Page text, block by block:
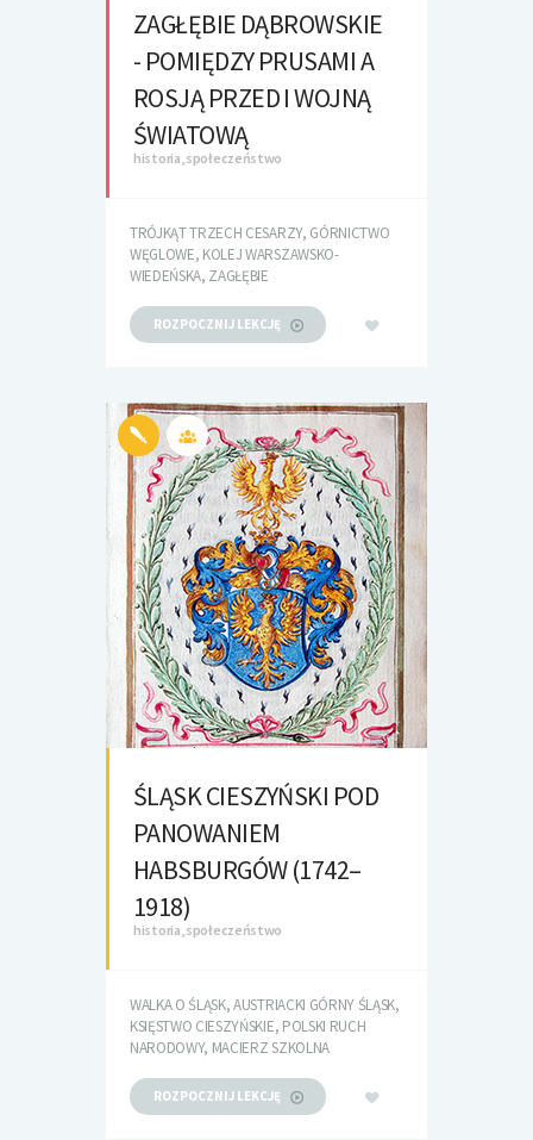
ZAGŁĘBIE DĄBROWSKIE
- POMIĘDZY PRUSAMI A
ROSJĄ PRZED I WOJNĄ
ŚWIATOWĄ
historia, społeczeństwo
TRÓJKĄT TRZECH CESARZY, GÓRNICTWO
WĘGLOWE, KOLEJ WARSZAWSKO-
WIEDEŃSKA, ZAGŁĘBIE
ROZPOCZNIJ LEKCJĘ
ŚLĄSK CIESZYŃSKI POD
PANOWANIEM
HABSBURGÓW (1742–
1918)
historia, społeczeństwo
WALKA O ŚLĄSK, AUSTRIACKI GÓRNY ŚLĄSK,
KSIĘSTWO CIESZYŃSKIE, POLSKI RUCH
NARODOWY, MACIERZ SZKOLNA
ROZPOCZNIJ LEKCJĘ